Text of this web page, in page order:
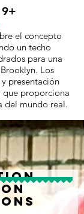
el concepto
un techo
para una
Los
presentación
que proporciona
del mundo real.